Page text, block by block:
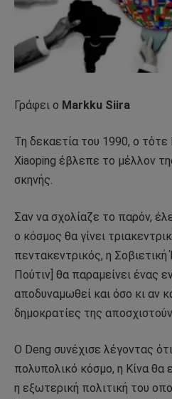
Γράφει ο Markku Siira
Τη δεκαετία του 1990, ο τότε
Xiaoping έβλεπε το μέλλον
σκηνής.
Σαν να σχολίαζε το παρόν,
ο κόσμος θα γίνει
πεντακεντρικός, η
Πούτιν] θα παραμείνει ένας
αποδυναμωθεί και όσο κι αν
δημοκρατίες της
Ο Deng συνέχισε λέγοντας
πολυπολικό κόσμο, η Κίνα θα
η εξωτερική πολιτική του